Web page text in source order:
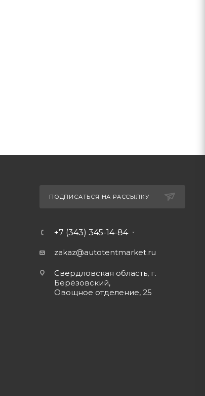
ПОДПИСАТЬСЯ НА РАССЫЛКУ
+7 (343) 345-14-84
zakaz@autotentmarket.ru
Свердловская область, г.
Берёзовский,
Овощное отделение, 25